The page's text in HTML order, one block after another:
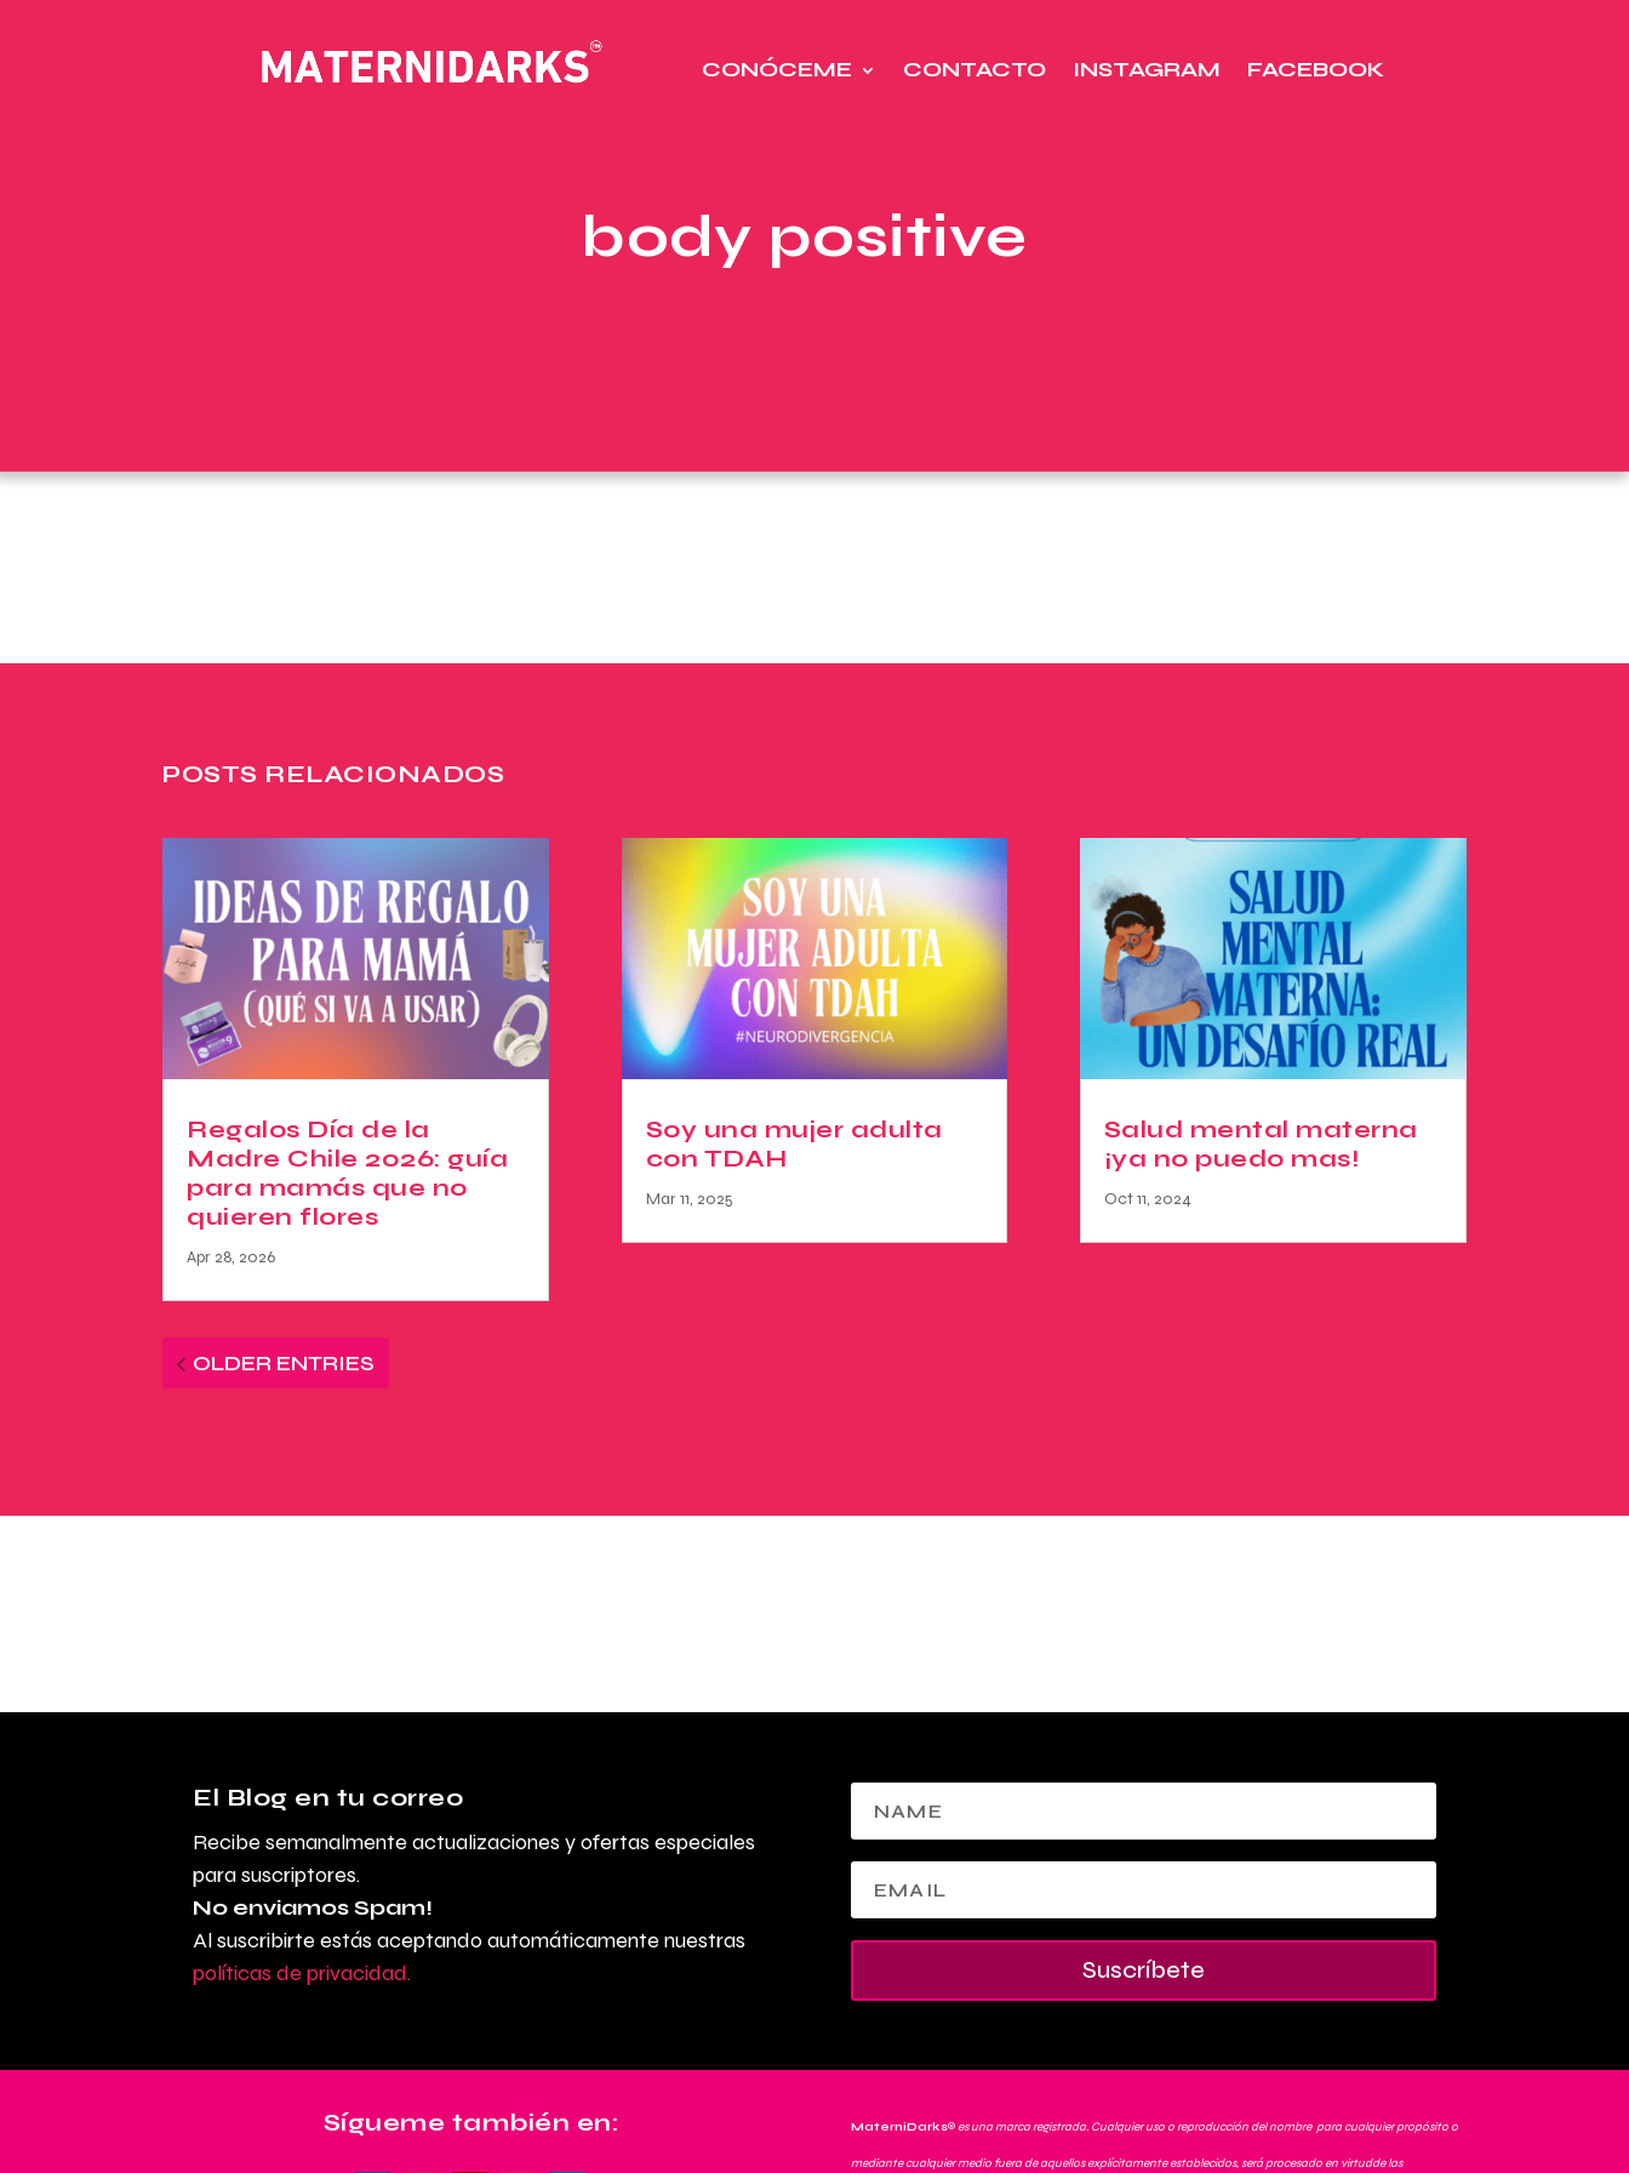
CONÓCEME CONTACTO INSTAGRAM FACEBOOK
body positive
POSTS RELACIONADOS
Regalos Día de la
Madre Chile 2026: guía
para mamás que no
quieren flores
Apr 28, 2026
Soy una mujer adulta
con TDAH
Mar 11, 2025
Salud mental materna
¡ya no puedo mas!
Oct 11, 2024
OLDER ENTRIES
El Blog en tu correo
Recibe semanalmente actualizaciones y ofertas especiales
para suscriptores.
No enviamos Spam!
Al suscribirte estás aceptando automáticamente nuestras
políticas de privacidad.
Suscríbete
Sígueme también en: MaterniDarks®es una marca registrada. Cualquier uso o reproducción del nombre para cualquier propósito o
mediante cualquier medio fuera de aquellos explícitamente establecidos, será procesado en virtudde las